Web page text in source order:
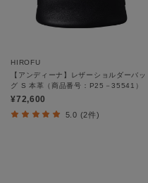
HIROFU
【アンディーナ】レザーショルダーバッ
グ S 本革（商品番号：P25－35541）
¥72,600
5.0 (2件)